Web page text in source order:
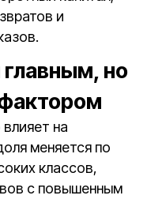
и
но
на
меняется по
классов,
с повышенным